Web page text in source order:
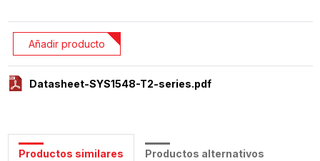
Datasheet-SYS1548-T2-series.pdf
Añadir producto
Productos similares Productos alternativos